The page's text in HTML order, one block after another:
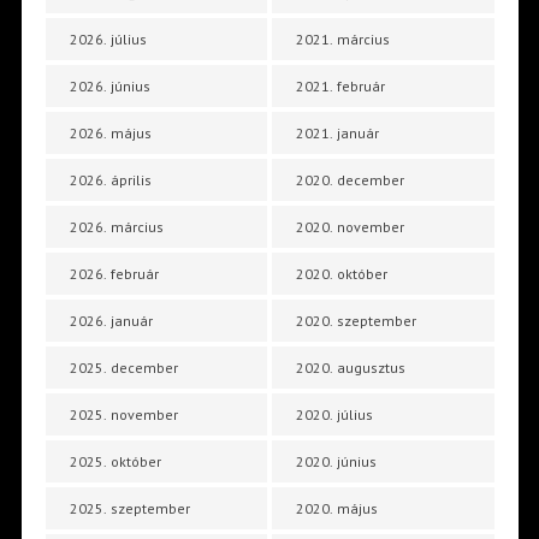
2026. július
2026. június
2026. május
2026. április
2026. március
2026. február
2026. január
2025. december
2025. november
2025. október
2025. szeptember
2021. március
2021. február
2021. január
2020. december
2020. november
2020. október
2020. szeptember
2020. augusztus
2020. július
2020. június
2020. május